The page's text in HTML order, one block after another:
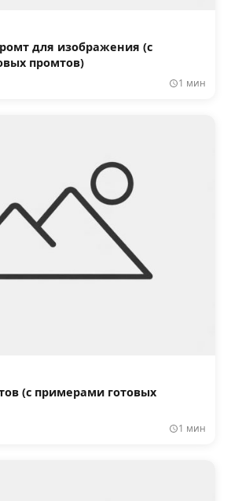
для изображения (с
промтов)
1 мин
(с примерами готовых
1 мин